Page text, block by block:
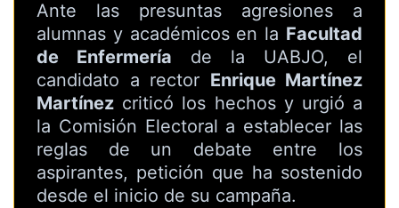
Ante las presuntas agresiones a
alumnas y académicos en la Facultad
de Enfermería de la UABJO, el
candidato a rector Enrique Martínez
Martínez criticó los hechos y urgió a
la Comisión Electoral a establecer las
reglas de un debate entre los
aspirantes, petición que ha sostenido
desde el inicio de su campaña.